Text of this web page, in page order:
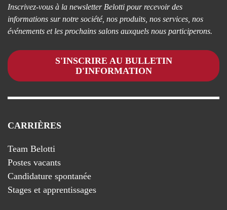
Inscrivez-vous à la newsletter Belotti pour recevoir des
informations sur notre société, nos produits, nos services, nos
événements et les prochains salons auxquels nous participerons.
S'INSCRIRE AU BULLETIN
D'INFORMATION
CARRIÈRES
Team Belotti
Postes vacants
Candidature spontanée
Stages et apprentissages